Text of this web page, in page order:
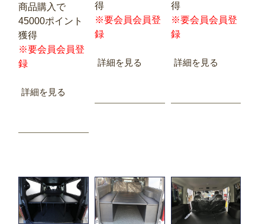
商品購入で
45000ポイント
獲得
※要会員会員登
録
詳細を見る
得
※要会員会員登
録
詳細を見る
得
※要会員会員登
録
詳細を見る